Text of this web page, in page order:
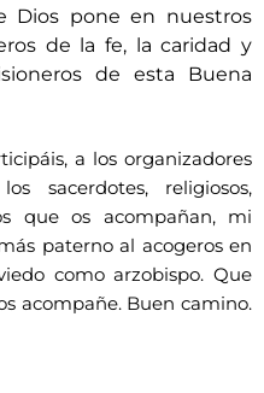
Dios pone en nuestros
de la fe, la caridad y
de esta Buena
a los organizadores
sacerdotes, religiosos,
que os acompañan, mi
paterno al acogeros en
como arzobispo. Que
acompañe. Buen camino.